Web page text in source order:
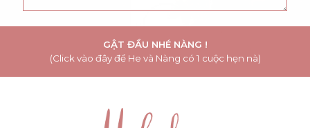
GẬT ĐẦU NHÉ NÀNG !
(Click vào đây để He và Nàng có 1 cuộc hẹn nà)